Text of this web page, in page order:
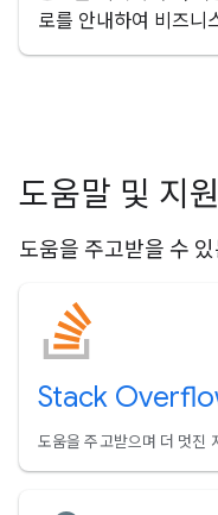
로를 안내하여 비즈니
도움말 및 지원
도움을 주고받을 수
Stack
도움을 주고받으며 더 멋진